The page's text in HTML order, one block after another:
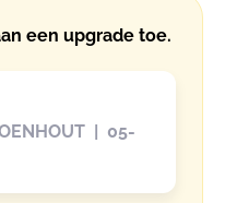
een upgrade toe.
| 05-